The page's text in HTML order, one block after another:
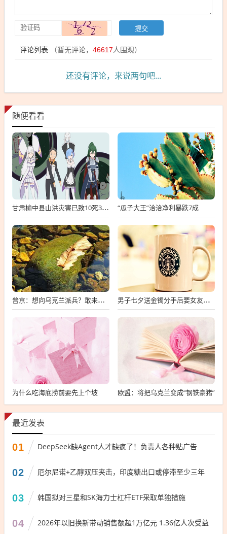
评论列表 （暂无评论， 46617人围观）
还没有评论，来说两句吧...
随便看看
甘肃榆中县山洪灾害已致10死33失联 “瓜子大王”洽洽净利暴跌7成
普京：想向乌克兰派兵？敢来就打，普京，敢派兵到乌克兰，将面临严厉反击 男子七夕送金镯分手后要女友还钱
为什么吃海底捞前要先上个坡 欧盟：将把乌克兰变成“钢铁豪猪”
最近发表
01 DeepSeek缺Agent人才缺疯了！负责人各种贴广告
02 厄尔尼诺+乙醇双压夹击，印度糖出口或停滞至少三年
03 韩国拟对三星和SK海力士杠杆ETF采取单独措施
04 2026年以旧换新带动销售额超1万亿元 1.36亿人次受益